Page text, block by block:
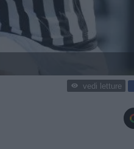
vedi letture